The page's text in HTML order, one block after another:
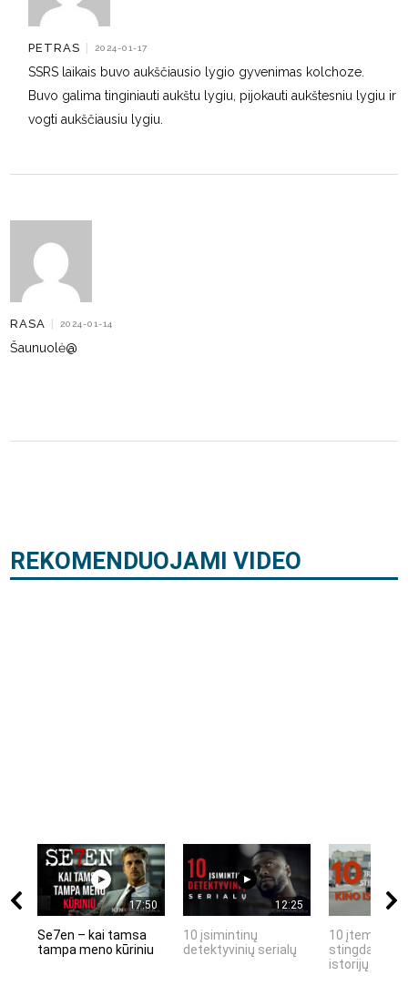
PETRAS 2024-01-17
SSRS laikais buvo aukščiausio lygio gyvenimas kolchoze.
Buvo galima tinginiauti aukštu lygiu, pijokauti aukštesniu lygiu ir
vogti aukščiausiu lygiu.
RASA 2024-01-14
Šaunuolė@
REKOMENDUOJAMI VIDEO
17:50
Se7en – kai tamsa
tampa meno kūriniu
12:25
10 įsimintinų
detektyvinių serialų
10 įtemptų,
stingdančių
istorijų